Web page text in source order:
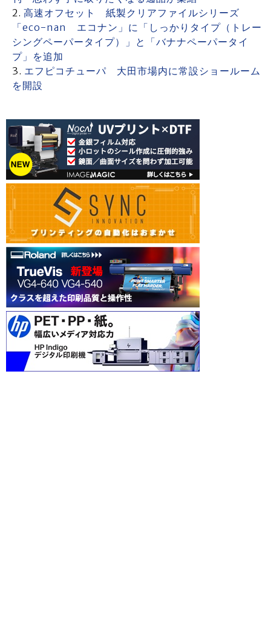
高速オフセット 紙製クリアファイルシリーズ
「eco-nan エコナン」に「しっかりタイプ（トレー
シングペーパータイプ）」と「バナナペーパータイ
プ」を追加
エフピコチューパ 大田市場内に常設ショールーム
を開設